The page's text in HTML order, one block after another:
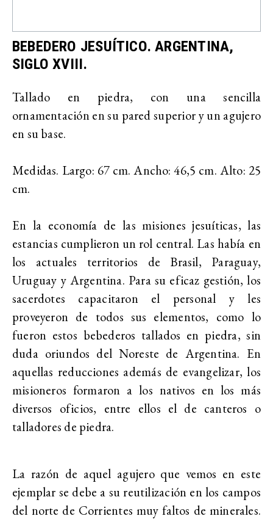
BEBEDERO JESUÍTICO. ARGENTINA,
SIGLO XVIII.
Tallado en piedra, con una sencilla
ornamentación en su pared superior y un agujero
en su base.
Medidas. Largo: 67 cm. Ancho: 46,5 cm. Alto: 25
cm.
En la economía de las misiones jesuíticas, las
estancias cumplieron un rol central. Las había en
los actuales territorios de Brasil, Paraguay,
Uruguay y Argentina. Para su eficaz gestión, los
sacerdotes capacitaron el personal y les
proveyeron de todos sus elementos, como lo
fueron estos bebederos tallados en piedra, sin
duda oriundos del Noreste de Argentina. En
aquellas reducciones además de evangelizar, los
misioneros formaron a los nativos en los más
diversos oficios, entre ellos el de canteros o
talladores de piedra.
La razón de aquel agujero que vemos en este
ejemplar se debe a su reutilización en los campos
del norte de Corrientes muy faltos de minerales.